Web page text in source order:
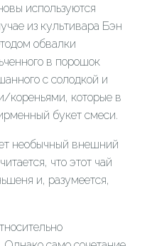
используются
из культивара Бэн
обвалки
в порошок
с солодкой и
кореньями, которые в
букет смеси.
необычный внешний
что этот чай
и, разумеется,